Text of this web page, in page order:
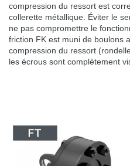
compression du ressort est
collerette métallique. Éviter le
ne pas compromettre le
friction FK est muni de boulons
compression du ressort
les écrous sont complètement